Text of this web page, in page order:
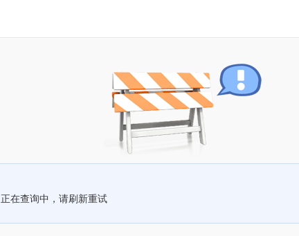
正在查询中，请刷新重试